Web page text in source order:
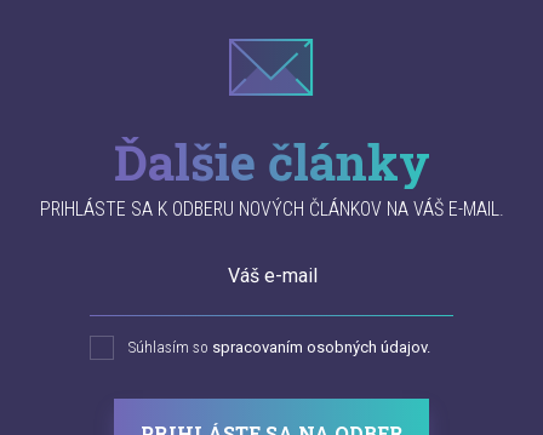
Ďalšie články
PRIHLÁSTE SA K ODBERU NOVÝCH ČLÁNKOV NA VÁŠ E-MAIL.
Váš e-mail
Súhlasím so spracovaním osobných údajov.